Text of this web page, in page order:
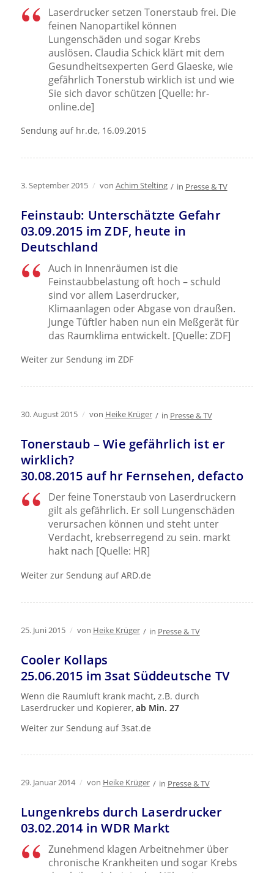
Laserdrucker setzen Tonerstaub frei. Die
feinen Nanopartikel können
Lungenschäden und sogar Krebs
auslösen. Claudia Schick klärt mit dem
Gesundheitsexperten Gerd Glaeske, wie
gefährlich Tonerstub wirklich ist und wie
Sie sich davor schützen [Quelle: hr-
online.de]
Sendung auf hr.de, 16.09.2015
3. September 2015 / von Achim Stelting / in Presse & TV
Feinstaub: Unterschätzte Gefahr
03.09.2015 im ZDF, heute in
Deutschland
Auch in Innenräumen ist die
Feinstaubbelastung oft hoch – schuld
sind vor allem Laserdrucker,
Klimaanlagen oder Abgase von draußen.
Junge Tüftler haben nun ein Meßgerät für
das Raumklima entwickelt. [Quelle: ZDF]
Weiter zur Sendung im ZDF
30. August 2015 / von Heike Krüger / in Presse & TV
Tonerstaub – Wie gefährlich ist er
wirklich?
30.08.2015 auf hr Fernsehen, defacto
Der feine Tonerstaub von Laserdruckern
gilt als gefährlich. Er soll Lungenschäden
verursachen können und steht unter
Verdacht, krebserregend zu sein. markt
hakt nach [Quelle: HR]
Weiter zur Sendung auf ARD.de
25. Juni 2015 / von Heike Krüger / in Presse & TV
Cooler Kollaps
25.06.2015 im 3sat Süddeutsche TV
Wenn die Raumluft krank macht, z.B. durch
Laserdrucker und Kopierer,ab Min. 27
Weiter zur Sendung auf 3sat.de
29. Januar 2014 / von Heike Krüger / in Presse & TV
Lungenkrebs durch Laserdrucker
03.02.2014 in WDR Markt
Zunehmend klagen Arbeitnehmer über
chronische Krankheiten und sogar Krebs